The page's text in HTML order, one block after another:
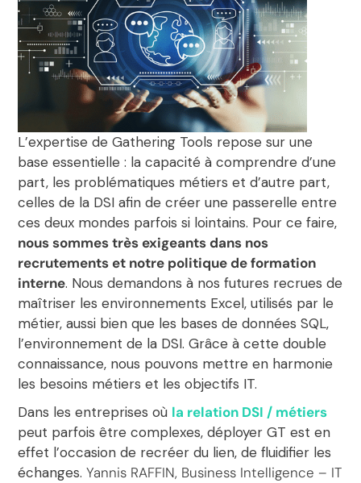
L’expertise de Gathering Tools repose sur une
base essentielle : la capacité à comprendre d’une
part, les problématiques métiers et d’autre part,
celles de la DSI afin de créer une passerelle entre
ces deux mondes parfois si lointains. Pour ce faire,
nous sommes très exigeants dans nos
recrutements et notre politique de formation
interne. Nous demandons à nos futures recrues de
maîtriser les environnements Excel, utilisés par le
métier, aussi bien que les bases de données SQL,
l’environnement de la DSI. Grâce à cette double
connaissance, nous pouvons mettre en harmonie
les besoins métiers et les objectifs IT.
Dans les entreprises où la relation DSI / métiers
peut parfois être complexes, déployer GT est en
effet l’occasion de recréer du lien, de fluidifier les
échanges.Yannis RAFFIN, Business Intelligence – IT